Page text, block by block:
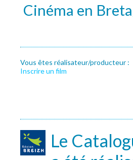
Cinéma en
Vous êtes réalisateur/producteur :
Inscrire un film
Le